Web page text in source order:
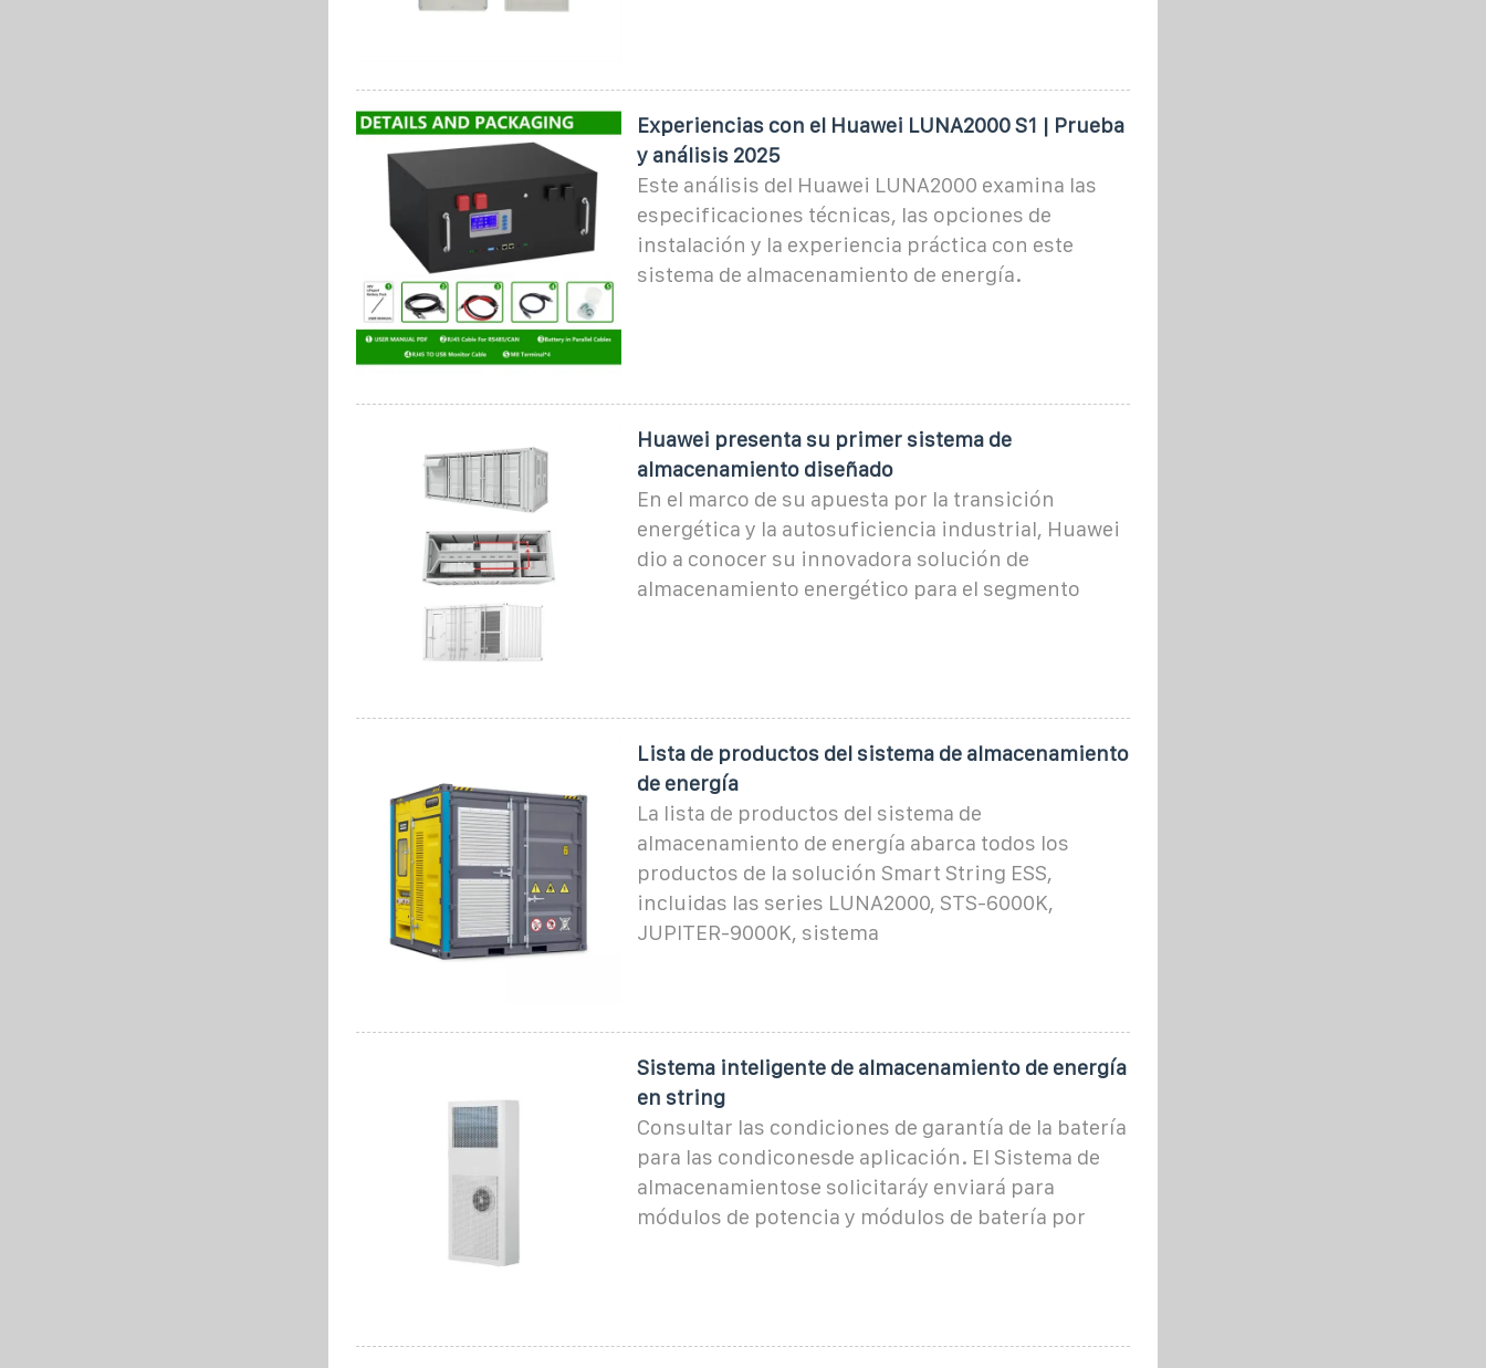
Experiencias con el Huawei LUNA2000 S1 | Prueba
y análisis 2025
Este análisis del Huawei LUNA2000 examina las
especificaciones técnicas, las opciones de
instalación y la experiencia práctica con este
sistema de almacenamiento de energía.
Huawei presenta su primer sistema de
almacenamiento diseñado
En el marco de su apuesta por la transición
energética y la autosuficiencia industrial, Huawei
dio a conocer su innovadora solución de
almacenamiento energético para el segmento
Lista de productos del sistema de almacenamiento
de energía
La lista de productos del sistema de
almacenamiento de energía abarca todos los
productos de la solución Smart String ESS,
incluidas las series LUNA2000, STS-6000K,
JUPITER-9000K, sistema
Sistema inteligente de almacenamiento de energía
en string
Consultar las condiciones de garantía de la batería
para las condiconesde aplicación. El Sistema de
almacenamientose solicitaráy enviará para
módulos de potencia y módulos de batería por